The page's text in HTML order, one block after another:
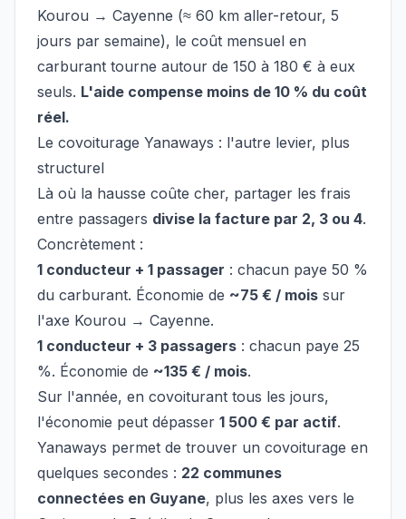
Kourou → Cayenne (≈ 60 km aller-retour, 5
jours par semaine), le coût mensuel en
carburant tourne autour de 150 à 180 € à eux
seuls. L'aide compense moins de 10 % du coût
réel.
Le covoiturage Yanaways : l'autre levier, plus
structurel
Là où la hausse coûte cher, partager les frais
entre passagers divise la facture par 2, 3 ou 4.
Concrètement :
1 conducteur + 1 passager : chacun paye 50 %
du carburant. Économie de ~75 € / mois sur
l'axe Kourou → Cayenne.
1 conducteur + 3 passagers : chacun paye 25
%. Économie de ~135 € / mois.
Sur l'année, en covoiturant tous les jours,
l'économie peut dépasser 1 500 € par actif.
Yanaways permet de trouver un covoiturage en
quelques secondes : 22 communes
connectées en Guyane, plus les axes vers le